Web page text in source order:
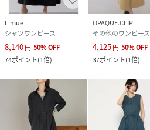
Limue
シャツワンピース
8,140円 50%OFF
74ポイント(1倍)
OPAQUE.CLIP
4,125円 50%OFF
37ポイント(1倍)